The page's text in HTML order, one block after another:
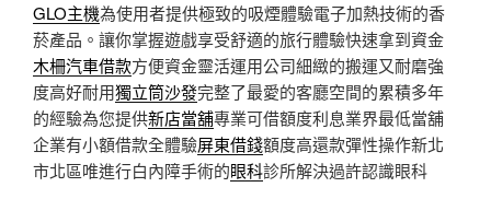
GLO主機為使用者提供極致的吸煙體驗電子加熱技術的香
菸產品。讓你掌握遊戲享受舒適的旅行體驗快速拿到資金
木柵汽車借款方便資金靈活運用公司細緻的搬運又耐磨強
度高好耐用獨立筒沙發完整了最愛的客廳空間的累積多年
的經驗為您提供新店當舖專業可借額度利息業界最低當舖
企業有小額借款全體驗屏東借錢額度高還款彈性操作新北
市北區唯進行白內障手術的眼科診所解決過許認識眼科